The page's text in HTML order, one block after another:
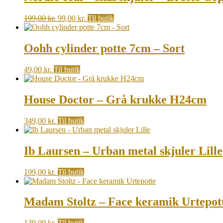
199,00kr. Original
price
199,00 kr..
99,00 kr. Current
price
99,00 kr..
Til butik
Oohh cylinder potte 7cm – Sort
49,00 kr. Til butik
House Doctor – Grå krukke H24cm
349,00 kr. Til butik
Ib Laursen – Urban metal skjuler Lille
199,00 kr. Til butik
Madam Stoltz – Face keramik